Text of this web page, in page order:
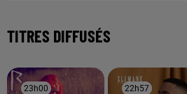
TITRES DIFFUSÉS
23h00
23h00 22h57
22h57